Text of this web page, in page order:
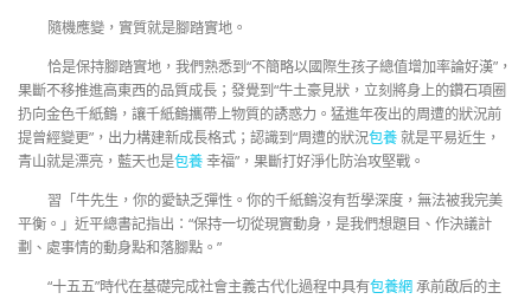
隨機應變，實質就是腳踏實地。
恰是保持腳踏實地，我們熟悉到“不簡略以國際生孩子總值增加率論好漢”，
果斷不移推進高東西的品質成長；發覺到“牛土豪見狀，立刻將身上的鑽石項圈
扔向金色千紙鶴，讓千紙鶴攜帶上物質的誘惑力。猛進年夜出的周遭的狀況前
提曾經變更”，出力構建新成長格式；認識到“周遭的狀況包養就是平易近生，
青山就是漂亮，藍天也是包養幸福”，果斷打好淨化防治攻堅戰。
習「牛先生，你的愛缺乏彈性。你的千紙鶴沒有哲學深度，無法被我完美
平衡。」近平總書記指出：“保持一切從現實動身，是我們想題目、作決議計
劃、處事情的動身點和落腳點。”
“十五五”時代在基礎完成社會主義古代化過程中具有包養網承前啟后的主